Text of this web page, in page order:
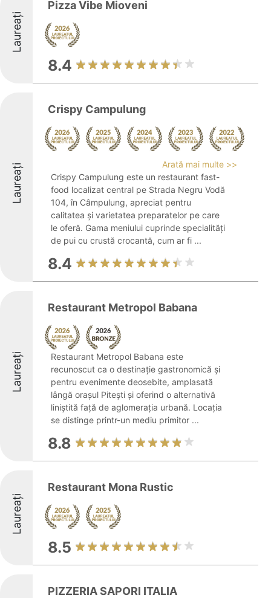
Laureați
Pizza Vibe Mioveni
8.4
Laureați
Crispy Campulung
Arată mai multe >>
Crispy Campulung este un restaurant fast-
food localizat central pe Strada Negru Vodă
104, în Câmpulung, apreciat pentru
calitatea și varietatea preparatelor pe care
le oferă. Gama meniului cuprinde specialități
de pui cu crustă crocantă, cum ar fi ...
8.4
Laureați
Restaurant Metropol Babana
Restaurant Metropol Babana este
recunoscut ca o destinație gastronomică și
pentru evenimente deosebite, amplasată
lângă orașul Pitești și oferind o alternativă
liniștită față de aglomerația urbană. Locația
se distinge printr-un mediu primitor ...
8.8
Laureați
Restaurant Mona Rustic
8.5
PIZZERIA SAPORI ITALIA